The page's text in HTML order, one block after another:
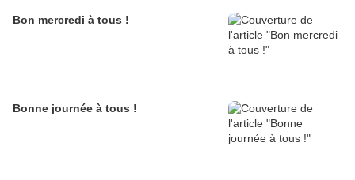
Bon mercredi à tous !
Bonne journée à tous !